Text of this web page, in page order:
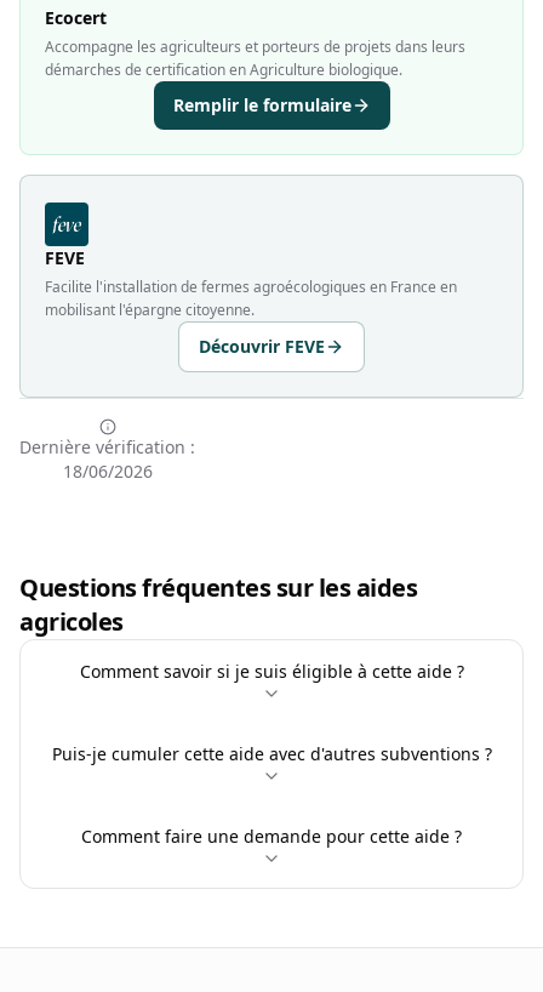
Ecocert
Accompagne les agriculteurs et porteurs de projets dans leurs
démarches de certification en Agriculture biologique.
Remplir le formulaire
FEVE
Facilite l'installation de fermes agroécologiques en France en
mobilisant l'épargne citoyenne.
Découvrir FEVE
Dernière vérification :
18/06/2026
Questions fréquentes sur les aides
agricoles
Comment savoir si je suis éligible à cette aide ?
Puis-je cumuler cette aide avec d'autres subventions ?
Comment faire une demande pour cette aide ?